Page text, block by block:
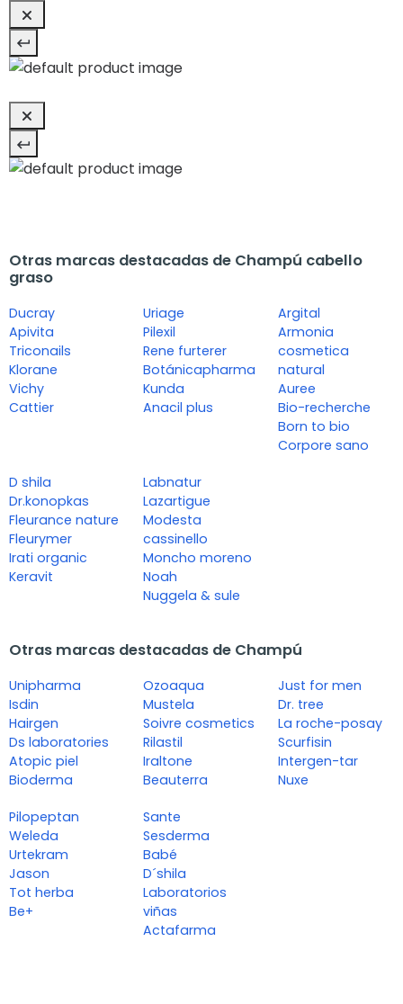
Otras marcas destacadas de Champú cabello
graso
Ducray
Apivita
Triconails
Klorane
Vichy
Cattier
Uriage
Pilexil
Rene furterer
Botánicapharma
Kunda
Anacil plus
Argital
Armonia
cosmetica
natural
Auree
Bio-recherche
Born to bio
Corpore sano
D shila
Dr.konopkas
Fleurance nature
Fleurymer
Irati organic
Keravit
Labnatur
Lazartigue
Modesta
cassinello
Moncho moreno
Noah
Nuggela & sule
Otras marcas destacadas de Champú
Unipharma
Isdin
Hairgen
Ds laboratories
Atopic piel
Bioderma
Ozoaqua
Mustela
Soivre cosmetics
Rilastil
Iraltone
Beauterra
Just for men
Dr. tree
La roche-posay
Scurfisin
Intergen-tar
Nuxe
Pilopeptan
Weleda
Urtekram
Jason
Tot herba
Be+
Sante
Sesderma
Babé
D´shila
Laboratorios
viñas
Actafarma